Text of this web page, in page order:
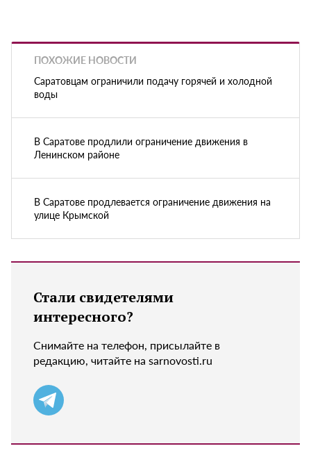
ПОХОЖИЕ НОВОСТИ
Саратовцам ограничили подачу горячей и холодной
воды
В Саратове продлили ограничение движения в
Ленинском районе
В Саратове продлевается ограничение движения на
улице Крымской
Стали свидетелями
интересного?
Снимайте на телефон, присылайте в
редакцию, читайте на sarnovosti.ru